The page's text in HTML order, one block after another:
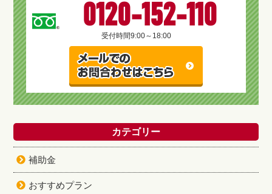
0120-152-110
受付時間9:00～18:00
カテゴリー
補助金
おすすめプラン